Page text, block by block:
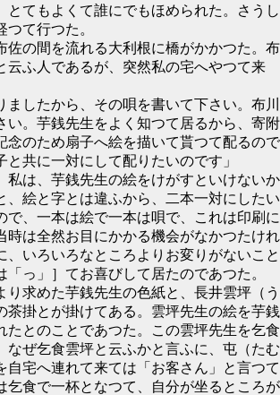
とてもよくて誰にでもほめられた。さうし
て行つた。
の間を流れる大利根に橋がかかつた。布
云ふ人であるが、突然私の宅へやつて来
ましたから、その唄を書いて下さい。布川
い。芋銭先生をよく知つて居るから、寄附
念のため扇子へ絵を描いて貰つて配るので
と共に一対にして配りたいのです」
私は、芋銭先生の絵をけがすといけないか
、絵と字とは違ふから、二本一対にしたい
で、一本は絵で一本は唄で、これは印刷に
時は全然お目にかかる機会がなかつたけれ
、いろいろなところよりお変りがないこと
「っ」］てお喜びして居たのであつた。
求めた芋銭先生の色紙と、長井雲坪（う
茶掛とが掛けてある。雲坪先生の絵を芋銭
たとのことであつた。この雲坪先生を乞食
なぜ乞食雲坪と云ふかと言ふに、屯（たむ
自宅へ連れて来ては「お客さん」と言つて
乞食で一杯となつて、自分が坐るところが